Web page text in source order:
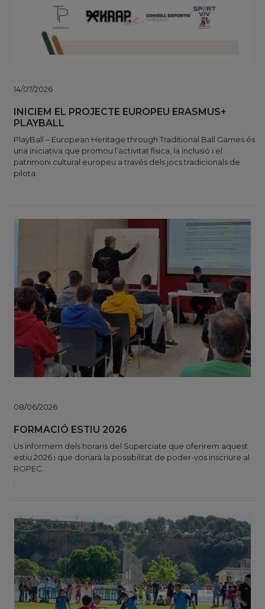
INICIEM EL PROJECTE EUROPEU ERASMUS+
PLAYBALL
PlayBall – European Heritage through Traditional Ball Games és
una iniciativa que promou l’activitat física, la inclusió i el
patrimoni cultural europeu a través dels jocs tradicionals de
pilota.
14/07/2026
FORMACIÓ ESTIU 2026
Us informem dels horaris del Superciate que oferirem aquest
estiu 2026 i que donarà la possibilitat de poder-vos inscriure al
ROPEC.
08/06/2026